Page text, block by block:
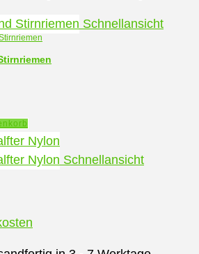
Schnellansicht
Schnellansicht